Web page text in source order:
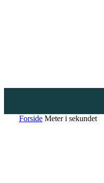
Forside Meter i sekundet